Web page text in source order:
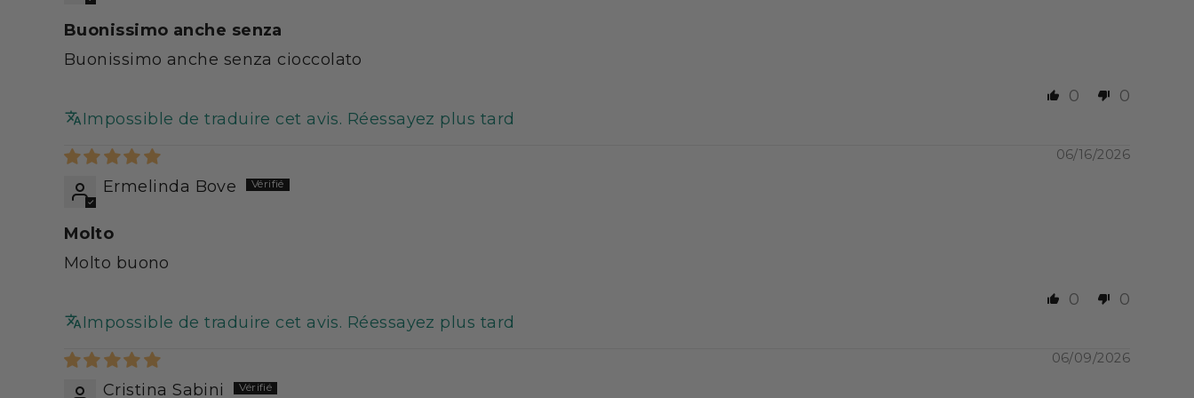
Buonissimo anche senza
Buonissimo anche senza cioccolato
0
0
Impossible de traduire cet avis. Réessayez plus tard
06/16/2026
Ermelinda Bove
Molto
Molto buono
0
0
Impossible de traduire cet avis. Réessayez plus tard
06/09/2026
Cristina Sabini